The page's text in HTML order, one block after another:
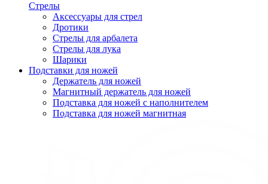
Стрелы
Аксессуары для стрел
Дротики
Стрелы для арбалета
Стрелы для лука
Шарики
Подставки для ножей
Держатель для ножей
Магнитный держатель для ножей
Подставка для ножей с наполнителем
Подставка для ножей магнитная